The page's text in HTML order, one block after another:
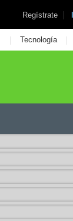
Regístrate |
| Tecnología |